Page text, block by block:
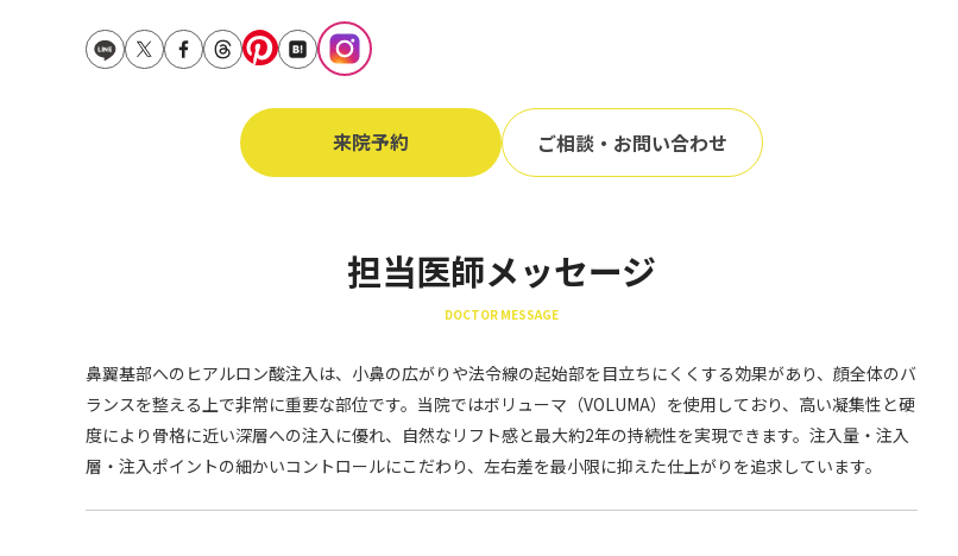
名古屋
仙台
福岡
来院予約 ご相談・お問い合わせ
担当医師メッセージ
DOCTOR MESSAGE
鼻翼基部へのヒアルロン酸注入は、小鼻の広がりや法令線の起始部を目立ちにくくする効果があり、顔全体のバ
ランスを整える上で非常に重要な部位です。当院ではボリューマ（VOLUMA）を使用しており、高い凝集性と硬
度により骨格に近い深層への注入に優れ、自然なリフト感と最大約2年の持続性を実現できます。注入量・注入
層・注入ポイントの細かいコントロールにこだわり、左右差を最小限に抑えた仕上がりを追求しています。